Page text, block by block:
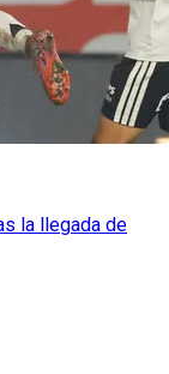
la llegada de